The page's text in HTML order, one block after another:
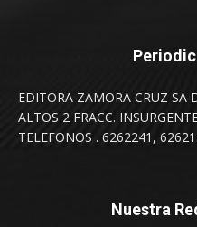
EDITORA ZAMORA CRUZ SA
ALTOS 2 FRACC.
TELEFONOS . 6262241,
Nuestra